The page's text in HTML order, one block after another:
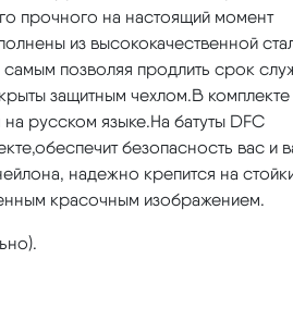
прочного на настоящий момент
из высококачественной
позволяя продлить срок
защитным чехлом.В
русском языке.На батуты DFC
безопасность вас и
надежно крепится на
красочным изображением.